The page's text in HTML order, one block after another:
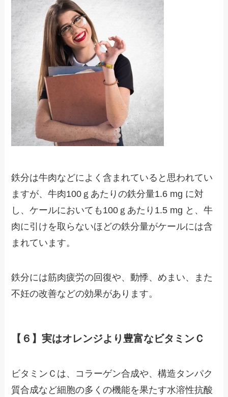
鉄分は牛肉などによく含まれていると思われてい
ますが、牛肉100ｇあたりの鉄分量1.6 mg に対
し、ケールにおいても100ｇあたり1.5 mg と、牛
肉に引けを取らないほどの鉄分量がケールには含
まれています。
鉄分には筋肉疲労の回復や、動悸、めまい、また
不妊の改善などの効果があります。
【６】実はオレンジより豊富なビタミンＣ
ビタミンＣは、コラーゲン合成や、構造タンパク
質合成など細胞の多くの機能を果たす水溶性抗酸